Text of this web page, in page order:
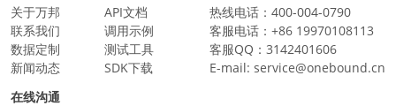
关于万邦
联系我们
数据定制
新闻动态
API文档
调用示例
测试工具
SDK下载
热线电话： 400-004-0790
客服电话： +86 19970108113
客服QQ： 3142401606
E-mail: service@onebound.cn
在线沟通